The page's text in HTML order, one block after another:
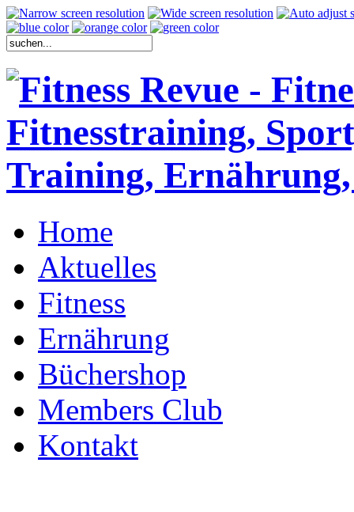
Home
Aktuelles
Fitness
Ernährung
Büchershop
Members Club
Kontakt